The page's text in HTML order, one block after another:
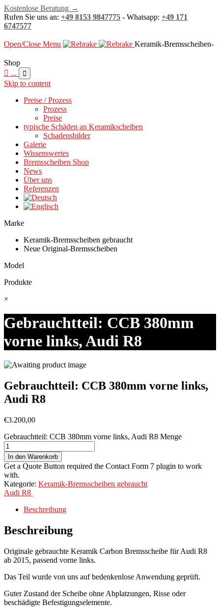
Kostenlose Beratung →
Rufen Sie uns an: +49 8153 9847775 - Whatsapp: +49 171
6747577
Open/Close Menu Keramik-Bremsscheiben-
Shop
 ... 
Skip to content
Preise / Prozess
Prozess
Preise
typische Schäden an Keramikscheiben
Schadensbilder
Galerie
Wissenswertes
Bremsscheiben Shop
News
Über uns
Referenzen
Marke
Keramik-Bremsscheiben gebraucht
Neue Original-Bremsscheiben
Model
Produkte
×
Gebrauchtteil: CCB 380mm
vorne links, Audi R8
Gebrauchtteil: CCB 380mm vorne links,
Audi R8
€3.200,00
Gebrauchtteil: CCB 380mm vorne links, Audi R8 Menge
In den Warenkorb
Get a Quote Button required the Contact Form 7 plugin to work
with.
Kategorie: Keramik-Bremsscheiben gebraucht
Audi R8
Beschreibung
Beschreibung
Originale gebrauchte Keramik Carbon Bremsscheibe für Audi R8
ab 2015, passend vorne links.
Das Teil wurde von uns auf bedenkenlose Anwendung geprüft.
Guter Zustand der Scheibe ohne Abplatzungen, Risse oder
beschädigte Befestigungselemente.